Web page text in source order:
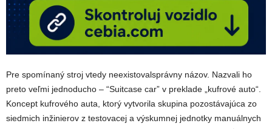
Pre spomínaný stroj vtedy neexistovalsprávny názov. Nazvali ho
preto veľmi jednoducho – “Suitcase car” v preklade „kufrové auto“.
Koncept kufrového auta, ktorý vytvorila skupina pozostávajúca zo
siedmich inžinierov z testovacej a výskumnej jednotky manuálnych